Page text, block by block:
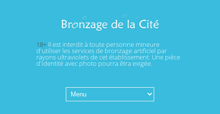
18+ Il est interdit à toute personne mineure
d'utiliser les services de bronzage artificiel par
rayons ultraviolets de cet établissement. Une pièce
d'identité avec photo pourra êtra exigée.